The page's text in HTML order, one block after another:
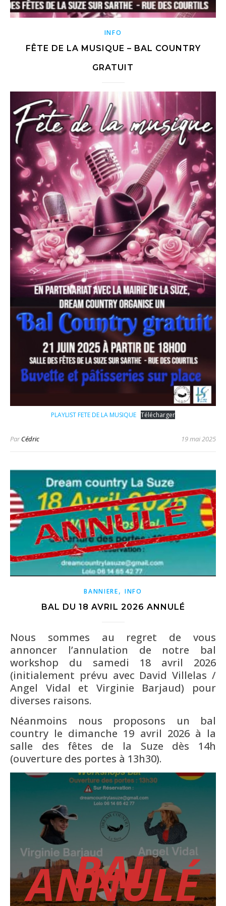
INFO
FÊTE DE LA MUSIQUE – BAL COUNTRY
GRATUIT
PLAYLIST FETE DE LA MUSIQUE Télécharger
ParCédric 19 mai 2025
BANNIERE, INFO
BAL DU 18 AVRIL 2026 ANNULÉ
Nous sommes au regret de vous
annoncer l’annulation de notre bal
workshop du samedi 18 avril 2026
(initialement prévu avec David Villelas /
Angel Vidal et Virginie Barjaud) pour
diverses raisons.
Néanmoins nous proposons un bal
country le dimanche 19 avril 2026 à la
salle des fêtes de la Suze dès 14h
(ouverture des portes à 13h30).
BAL
ANNULÉ